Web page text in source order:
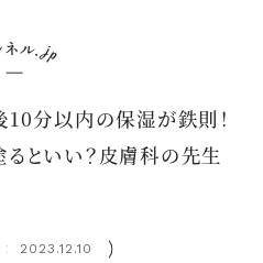
10分以内の保湿が鉄則！
といい？皮膚科の先生
： 2023.12.10